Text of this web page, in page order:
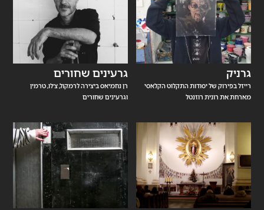
גרניק
רייזל בפירוק של יסודות התקלוט הקלאסי
מארחת את רונית רוזנטל
גרעינים שחורים
רן נחמיאס ביצירה לרמקול, צ׳לו, טרמין
וגרעינים שחורים